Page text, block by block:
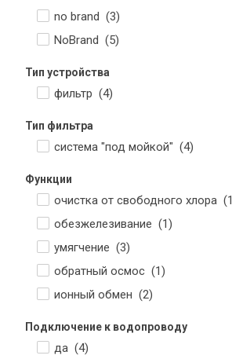
no brand (3)
NoBrand (5)
Тип устройства
фильтр (4)
Тип фильтра
система "под мойкой" (4)
Функции
очистка от свободного хлора (1
обезжелезивание (1)
умягчение (3)
обратный осмос (1)
ионный обмен (2)
Подключение к водопроводу
да (4)